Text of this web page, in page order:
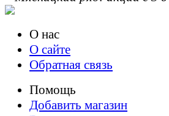
О нас
О сайте
Обратная связь
Помощь
Добавить магазин